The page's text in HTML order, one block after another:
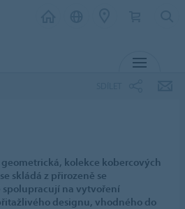
kolekce kobercových
skládá z přirozeně se
na vytvoření
designu, vhodného do